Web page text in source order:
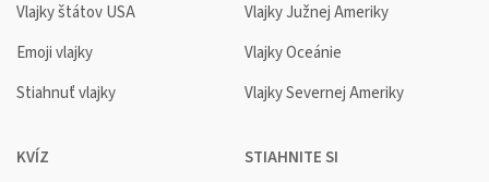
Vlajky štátov USA
Emoji vlajky
Stiahnuť vlajky
Vlajky Južnej Ameriky
Vlajky Oceánie
Vlajky Severnej Ameriky
KVÍZ
STIAHNITE SI